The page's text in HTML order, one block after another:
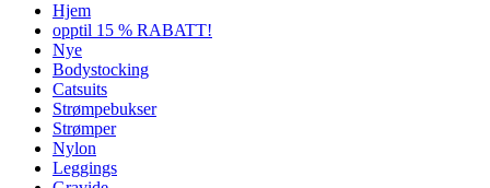
Hjem
opptil 15 % RABATT!
Nye
Bodystocking
Catsuits
Strømpebukser
Strømper
Nylon
Leggings